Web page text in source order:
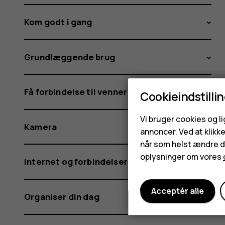
Kom godt i gang
Grundlæggende brug
Få forbindelse til venner og familie
Kamera
Internet og forbindelser
Organiser din dag
Vi bruger cookies og
annoncer. Ved at
når som helst ændre
oplysninger om vores
Acceptér alle